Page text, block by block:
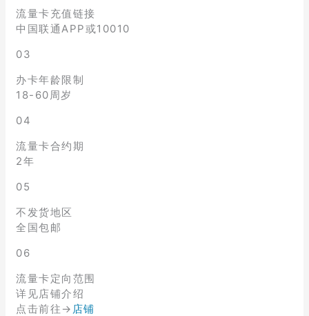
流量卡充值链接
中国联通APP或10010
03
办卡年龄限制
18-60周岁
04
流量卡合约期
2年
05
不发货地区
全国包邮
06
流量卡定向范围
详见店铺介绍
点击前往→ 店铺